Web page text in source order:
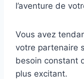
l’aventure de
Vous avez
votre partenaire
besoin constant
plus excitant.